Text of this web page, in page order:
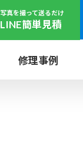
写真を撮って送るだけ
LINE簡単見積
修理事例